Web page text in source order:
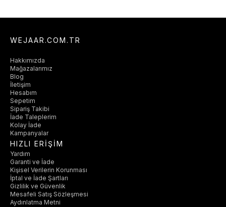
WEJAAR.COM.TR
Hakkımızda
Mağazalarımız
Blog
İletişim
Hesabım
Sepetim
Sipariş Takibi
İade Taleplerim
Kolay İade
Kampanyalar
HIZLI ERİŞİM
Yardım
Garanti ve İade
Kişisel Verilerin Korunması
İptal ve İade Şartları
Gizlilik ve Güvenlik
Mesafeli Satış Sözleşmesi
Aydınlatma Metni